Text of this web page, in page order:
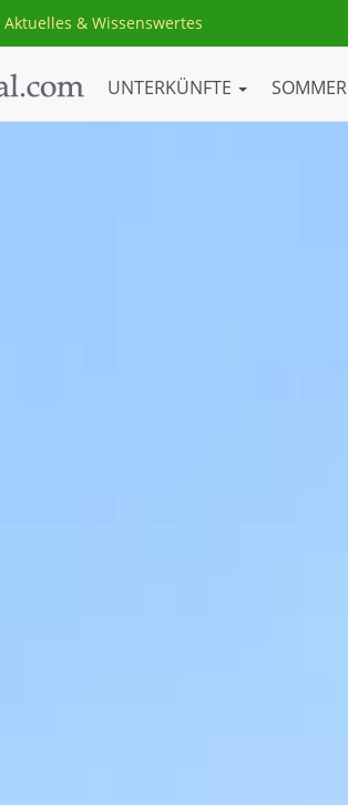
Aktuelles & Wissenswertes
UNTERKÜNFTE SOMMER